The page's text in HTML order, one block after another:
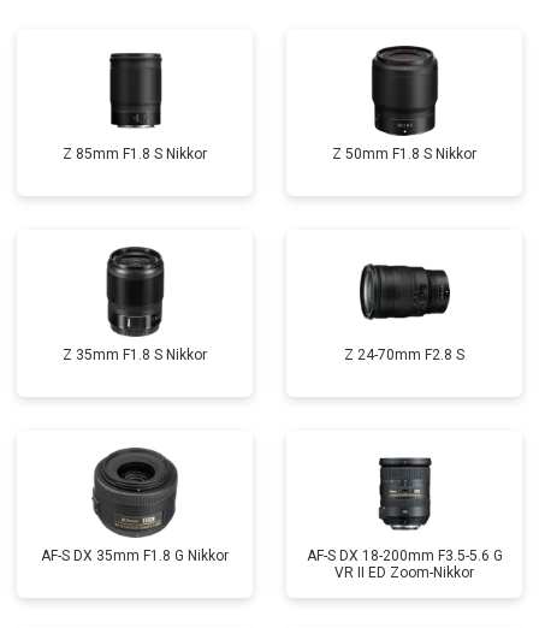
Z 85mm F1.8 S Nikkor Z 50mm F1.8 S Nikkor
Z 35mm F1.8 S Nikkor Z 24-70mm F2.8 S
AF-S DX 35mm F1.8 G Nikkor
AF-S DX 18-200mm F3.5-5.6 G
VR II ED Zoom-Nikkor